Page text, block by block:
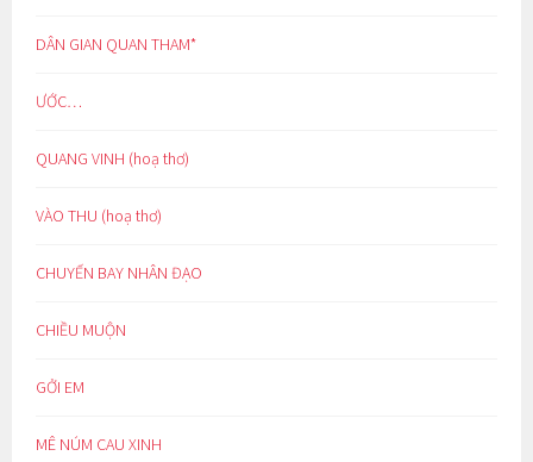
DÂN GIAN QUAN THAM*
ƯỚC…
QUANG VINH (hoạ thơ)
VÀO THU (hoạ thơ)
CHUYẾN BAY NHÂN ĐẠO
CHIỀU MUỘN
GỞI EM
MÊ NÚM CAU XINH